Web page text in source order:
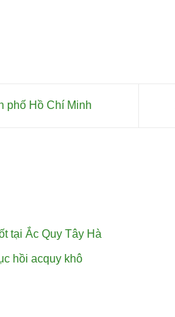
phố Hồ Chí Minh
tại Ắc Quy Tây Hà
hồi acquy khô